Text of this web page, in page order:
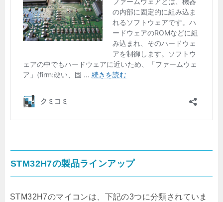
STM32H7の製品ラインアップ
STM32H7のマイコンは、下記の3つに分類されていま